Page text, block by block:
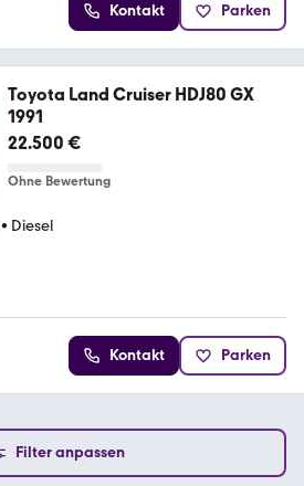
Kontakt Parken
Toyota Land Cruiser HDJ80 GX
1991
22.500 €
Ohne Bewertung
• Diesel
Kontakt Parken
Filter anpassen